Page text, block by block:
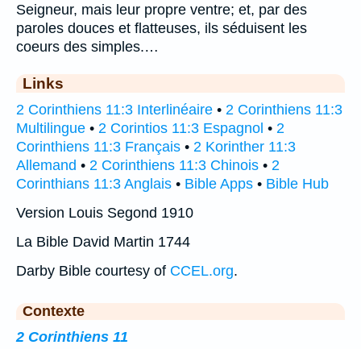
Seigneur, mais leur propre ventre; et, par des
paroles douces et flatteuses, ils séduisent les
coeurs des simples.…
Links
2 Corinthiens 11:3 Interlinéaire • 2 Corinthiens 11:3
Multilingue • 2 Corintios 11:3 Espagnol • 2
Corinthiens 11:3 Français • 2 Korinther 11:3
Allemand • 2 Corinthiens 11:3 Chinois • 2
Corinthians 11:3 Anglais • Bible Apps • Bible Hub
Version Louis Segond 1910
La Bible David Martin 1744
Darby Bible courtesy of CCEL.org.
Contexte
2 Corinthiens 11